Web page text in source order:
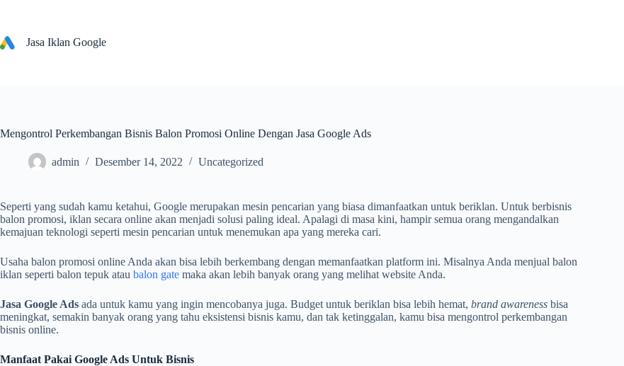
Jasa Iklan Google
Mengontrol Perkembangan Bisnis Balon Promosi Online Dengan Jasa Google Ads
admin Desember 14, 2022 Uncategorized
Seperti yang sudah kamu ketahui, Google merupakan mesin pencarian yang biasa dimanfaatkan untuk beriklan. Untuk berbisnis
balon promosi, iklan secara online akan menjadi solusi paling ideal. Apalagi di masa kini, hampir semua orang mengandalkan
kemajuan teknologi seperti mesin pencarian untuk menemukan apa yang mereka cari.
Usaha balon promosi online Anda akan bisa lebih berkembang dengan memanfaatkan platform ini. Misalnya Anda menjual balon
iklan seperti balon tepuk atau balon gate maka akan lebih banyak orang yang melihat website Anda.
Jasa Google Ads ada untuk kamu yang ingin mencobanya juga. Budget untuk beriklan bisa lebih hemat, brand awareness bisa
meningkat, semakin banyak orang yang tahu eksistensi bisnis kamu, dan tak ketinggalan, kamu bisa mengontrol perkembangan
bisnis online.
Manfaat Pakai Google Ads Untuk Bisnis